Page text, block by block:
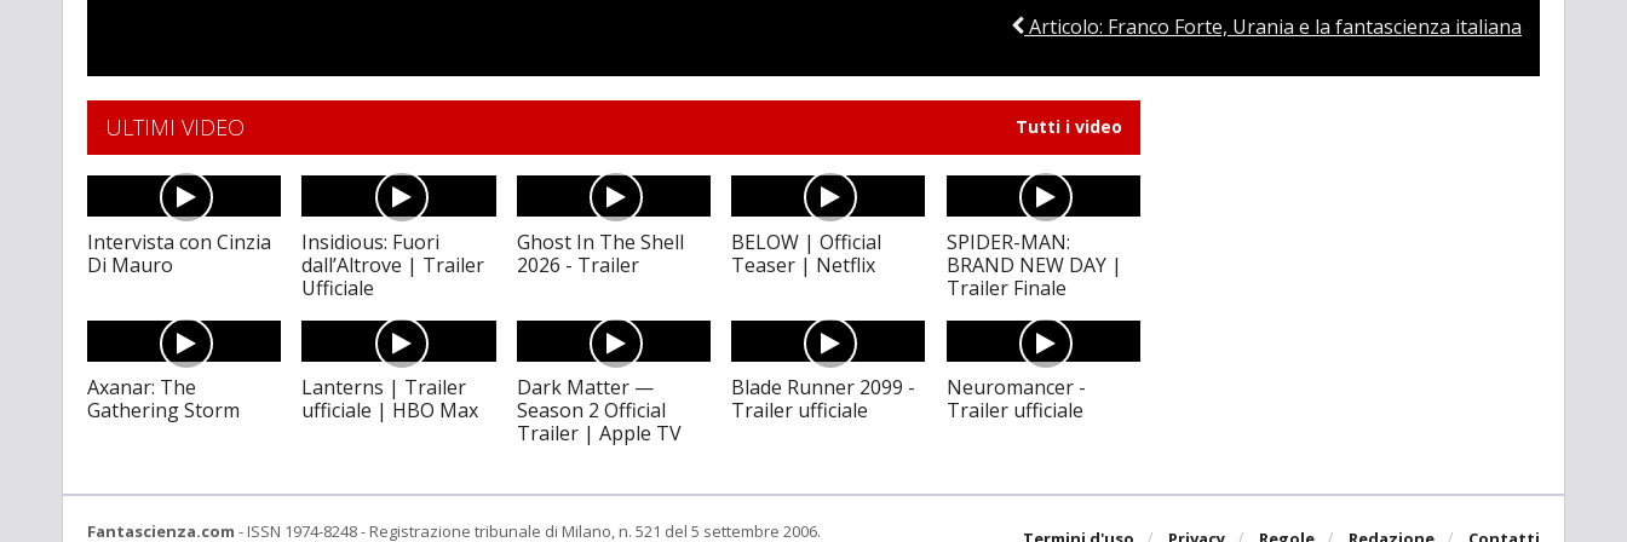
Articolo: Franco Forte, Urania e la fantascienza italiana
ULTIMI VIDEO Tutti i video
Intervista con Cinzia
Di Mauro
Insidious: Fuori
dall’Altrove | Trailer
Ufficiale
Ghost In The Shell
2026 - Trailer
BELOW | Official
Teaser | Netflix
SPIDER-MAN:
BRAND NEW DAY |
Trailer Finale
Axanar: The
Gathering Storm
Lanterns | Trailer
ufficiale | HBO Max
Dark Matter —
Season 2 Official
Trailer | Apple TV
Blade Runner 2099 -
Trailer ufficiale
Neuromancer -
Trailer ufficiale
Fantascienza.com - ISSN 1974-8248 - Registrazione tribunale di Milano, n. 521 del 5 settembre 2006.